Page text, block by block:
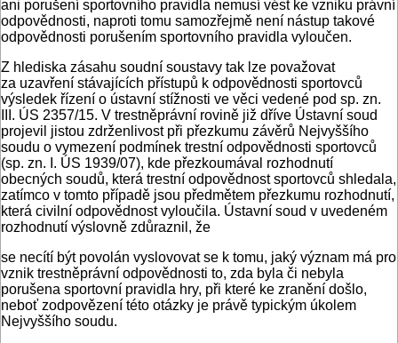
ani porušení sportovního pravidla nemusí vést ke vzniku právní
odpovědnosti, naproti tomu samozřejmě není nástup takové
odpovědnosti porušením sportovního pravidla vyloučen.
Z hlediska zásahu soudní soustavy tak lze považovat
za uzavření stávajících přístupů k odpovědnosti sportovců
výsledek řízení o ústavní stížnosti ve věci vedené pod sp. zn.
III. ÚS 2357/15. V trestněprávní rovině již dříve Ústavní soud
projevil jistou zdrženlivost při přezkumu závěrů Nejvyššího
soudu o vymezení podmínek trestní odpovědnosti sportovců
(sp. zn. I. ÚS 1939/07), kde přezkoumával rozhodnutí
obecných soudů, která trestní odpovědnost sportovců shledala,
zatímco v tomto případě jsou předmětem přezkumu rozhodnutí,
která civilní odpovědnost vyloučila. Ústavní soud v uvedeném
rozhodnutí výslovně zdůraznil, že
se necítí být povolán vyslovovat se k tomu, jaký význam má pro
vznik trestněprávní odpovědnosti to, zda byla či nebyla
porušena sportovní pravidla hry, při které ke zranění došlo,
neboť zodpovězení této otázky je právě typickým úkolem
Nejvyššího soudu.